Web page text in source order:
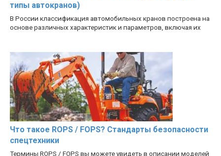
типы автокранов)
В России классификация автомобильных кранов построена на
основе различных характеристик и параметров, включая их
Что такое ROPS / FOPS? Стандарты безопасности
спецтехники
Термины ROPS / FOPS вы можете увидеть в описании моделей